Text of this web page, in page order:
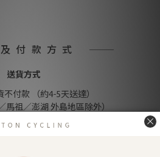
付款方式
送貨方式
付款 （約4-5天送達）
馬祖／澎湖 外島地區除外）